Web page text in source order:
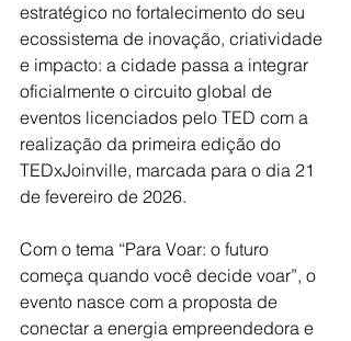
estratégico no fortalecimento do seu
ecossistema de inovação, criatividade
e impacto: a cidade passa a integrar
oficialmente o circuito global de
eventos licenciados pelo TED com a
realização da primeira edição do
TEDxJoinville, marcada para o dia 21
de fevereiro de 2026.
Com o tema “Para Voar: o futuro
começa quando você decide voar”, o
evento nasce com a proposta de
conectar a energia empreendedora e